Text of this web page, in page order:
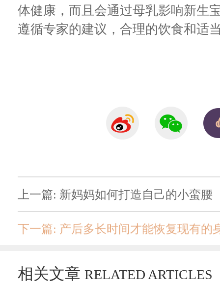
体健康，而且会通过母乳影响新生
遵循专家的建议，合理的饮食和适
上一篇: 新妈妈如何打造自己的小蛮腰
下一篇: 产后多长时间才能恢复现有的
相关文章 RELATED ARTICLES